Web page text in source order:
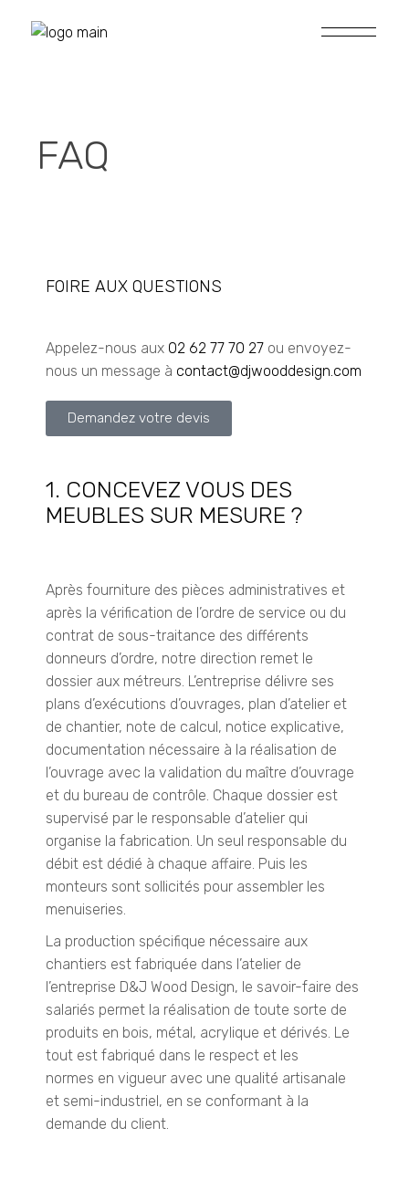
FAQ
FOIRE AUX QUESTIONS
Appelez-nous aux 02 62 77 70 27 ou envoyez-
nous un message à contact@djwooddesign.com
Demandez votre devis
1. CONCEVEZ VOUS DES
MEUBLES SUR MESURE ?
Après fourniture des pièces administratives et
après la vérification de l’ordre de service ou du
contrat de sous-traitance des différents
donneurs d’ordre, notre direction remet le
dossier aux métreurs. L’entreprise délivre ses
plans d’exécutions d’ouvrages, plan d’atelier et
de chantier, note de calcul, notice explicative,
documentation nécessaire à la réalisation de
l’ouvrage avec la validation du maître d’ouvrage
et du bureau de contrôle. Chaque dossier est
supervisé par le responsable d’atelier qui
organise la fabrication. Un seul responsable du
débit est dédié à chaque affaire. Puis les
monteurs sont sollicités pour assembler les
menuiseries.
La production spécifique nécessaire aux
chantiers est fabriquée dans l’atelier de
l’entreprise D&J Wood Design, le savoir-faire des
salariés permet la réalisation de toute sorte de
produits en bois, métal, acrylique et dérivés. Le
tout est fabriqué dans le respect et les
normes en vigueur avec une qualité artisanale
et semi-industriel, en se conformant à la
demande du client.